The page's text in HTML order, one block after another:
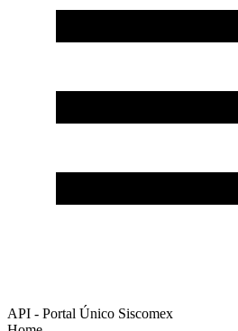
API - Portal Único Siscomex